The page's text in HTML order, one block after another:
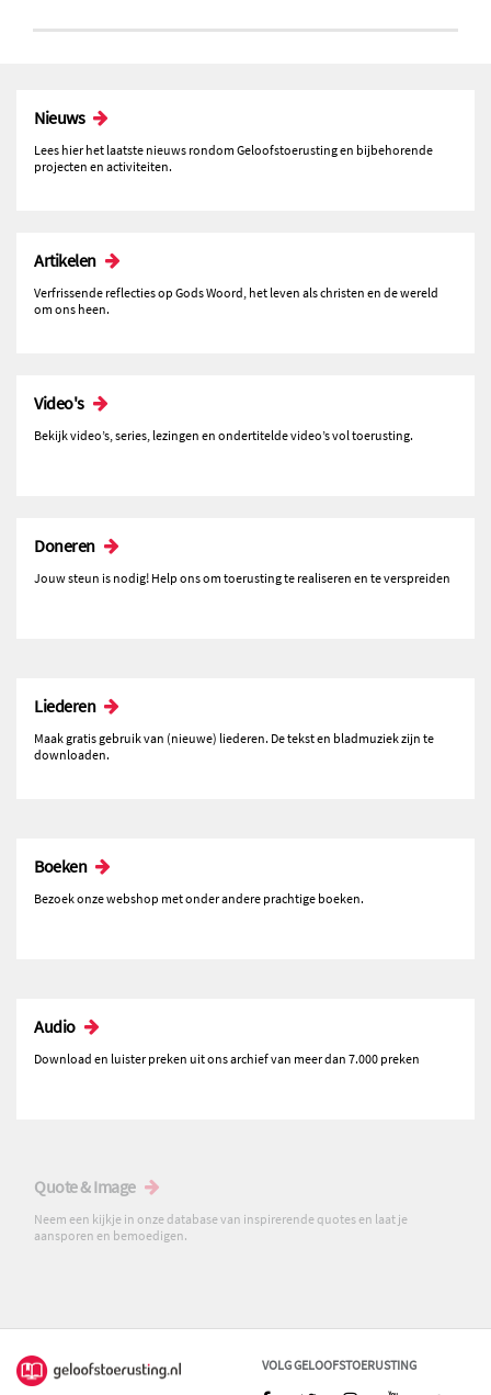
Nieuws
Lees hier het laatste nieuws rondom Geloofstoerusting en bijbehorende
projecten en activiteiten.
Artikelen
Verfrissende reflecties op Gods Woord, het leven als christen en de wereld
om ons heen.
Video's
Bekijk video’s, series, lezingen en ondertitelde video’s vol toerusting.
Doneren
Jouw steun is nodig! Help ons om toerusting te realiseren en te verspreiden
Liederen
Maak gratis gebruik van (nieuwe) liederen. De tekst en bladmuziek zijn te
downloaden.
Boeken
Bezoek onze webshop met onder andere prachtige boeken.
Audio
Download en luister preken uit ons archief van meer dan 7.000 preken
Quote & Image
Neem een kijkje in onze database van inspirerende quotes en laat je
aansporen en bemoedigen.
VOLG GELOOFSTOERUSTING